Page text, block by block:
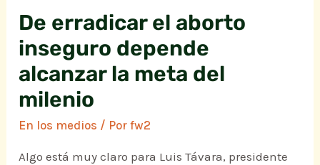
De erradicar el aborto
inseguro depende
alcanzar la meta del
milenio
En los medios / Porfw2
Algo está muy claro para Luis Távara, presidente